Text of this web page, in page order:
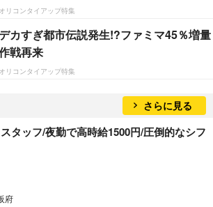
オリコンタイアップ特集
デカすぎ都市伝説発生!?ファミマ45％増量
戦再来
オリコンタイアップ特集
さらに見る
タッフ/夜勤で高時給1500円/圧倒的なシフ
府